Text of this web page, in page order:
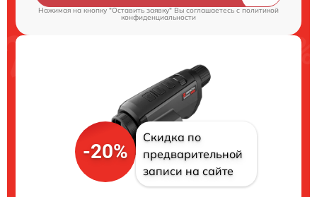
Нажимая на кнопку "Оставить заявку" Вы соглашаетесь cполитикой
конфиденциальности
-20%
Скидка по
предварительной
записи на сайте